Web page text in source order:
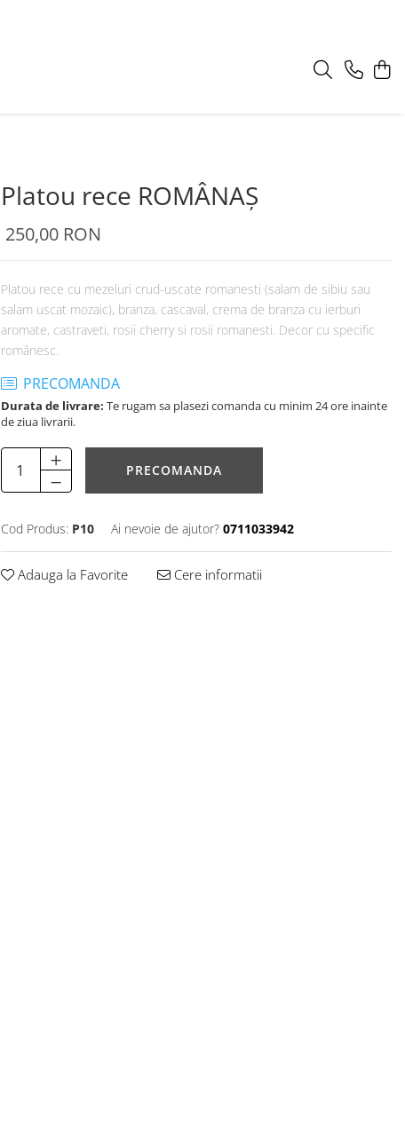
Platou rece ROMÂNAȘ
250,00 RON
Platou rece cu mezeluri crud-uscate romanesti (salam de sibiu sau
salam uscat mozaic), branza, cascaval, crema de branza cu ierburi
aromate, castraveti, rosii cherry si rosii romanesti. Decor cu specific
românesc.
PRECOMANDA
Durata de livrare: Te rugam sa plasezi comanda cu minim 24 ore inainte
de ziua livrarii.
PRECOMANDA
Cod Produs: P10 Ai nevoie de ajutor? 0711033942
Adauga la Favorite Cere informatii